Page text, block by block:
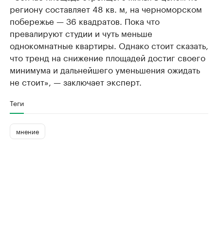
региону составляет 48 кв. м, на черноморском
побережье — 36 квадратов. Пока что
превалируют студии и чуть меньше
однокомнатные квартиры. Однако стоит сказать,
что тренд на снижение площадей достиг своего
минимума и дальнейшего уменьшения ожидать
не стоит», — заключает эксперт.
Теги
мнение